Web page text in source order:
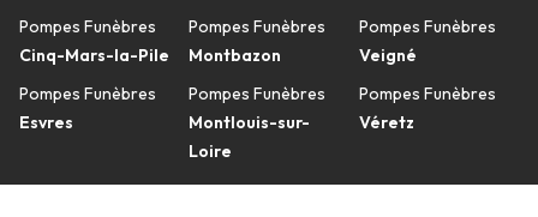
Pompes Funèbres
Cinq-Mars-la-Pile
Pompes Funèbres
Esvres
Pompes Funèbres
Montbazon
Pompes Funèbres
Montlouis-sur-
Loire
Pompes Funèbres
Veigné
Pompes Funèbres
Véretz